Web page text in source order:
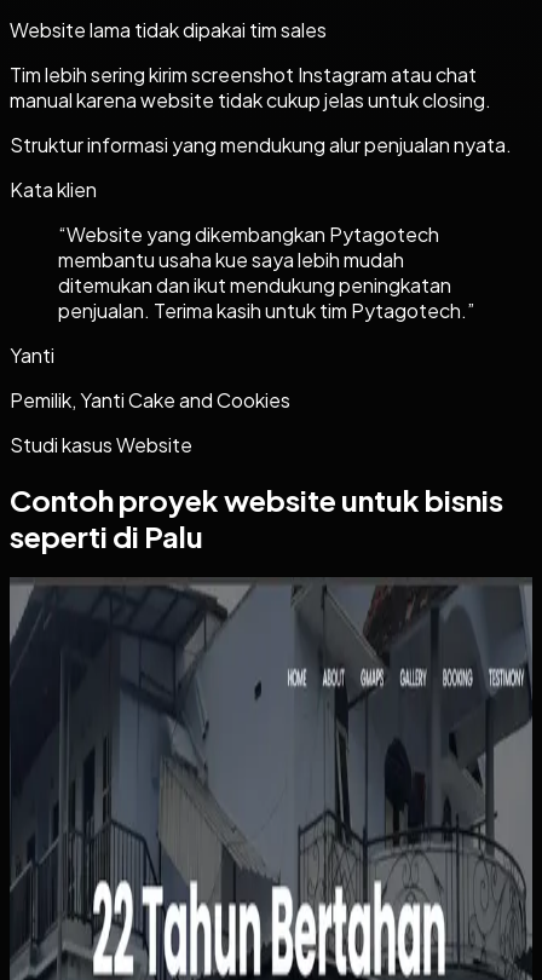
Website lama tidak dipakai tim sales
Tim lebih sering kirim screenshot Instagram atau chat
manual karena website tidak cukup jelas untuk closing.
Struktur informasi yang mendukung alur penjualan nyata.
Kata klien
“Website yang dikembangkan Pytagotech
membantu usaha kue saya lebih mudah
ditemukan dan ikut mendukung peningkatan
penjualan. Terima kasih untuk tim Pytagotech.”
Yanti
Pemilik, Yanti Cake and Cookies
Studi kasusWebsite
Contoh proyekwebsite untuk bisnis
seperti di Palu
Kos Bu Ham
Kos Bu Ham
Sebelumnya
Status kamar, pembayaran, dan data penghuni masih
dipantau manual sehingga rawan tertinggal atau salah
catat. Calon penghuni juga harus bertanya satu per satu
hanya untuk mengetahui ketersediaan, harga, atau
fasilitas kamar.
Yang kami bangun